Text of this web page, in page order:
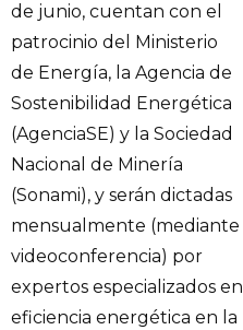
de junio, cuentan con el
patrocinio del Ministerio
de Energía, la Agencia de
Sostenibilidad Energética
(AgenciaSE) y la Sociedad
Nacional de Minería
(Sonami), y serán dictadas
mensualmente (mediante
videoconferencia) por
expertos especializados en
eficiencia energética en la